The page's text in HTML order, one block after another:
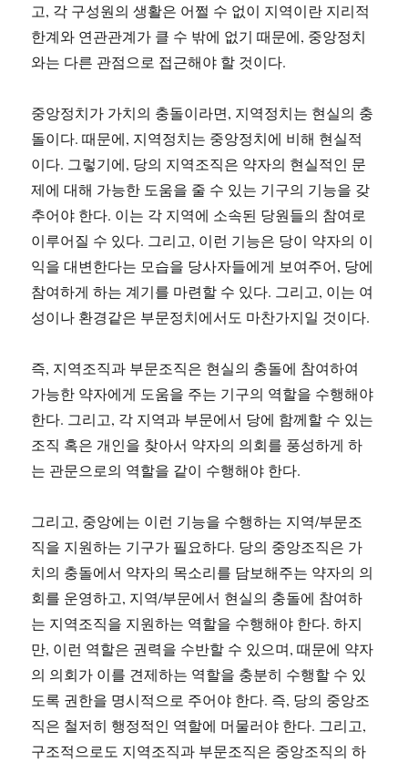
고, 각 구성원의 생활은 어쩔 수 없이 지역이란 지리적
한계와 연관관계가 클 수 밖에 없기 때문에, 중앙정치
와는 다른 관점으로 접근해야 할 것이다.
중앙정치가 가치의 충돌이라면, 지역정치는 현실의 충
돌이다. 때문에, 지역정치는 중앙정치에 비해 현실적
이다. 그렇기에, 당의 지역조직은 약자의 현실적인 문
제에 대해 가능한 도움을 줄 수 있는 기구의 기능을 갖
추어야 한다. 이는 각 지역에 소속된 당원들의 참여로
이루어질 수 있다. 그리고, 이런 기능은 당이 약자의 이
익을 대변한다는 모습을 당사자들에게 보여주어, 당에
참여하게 하는 계기를 마련할 수 있다. 그리고, 이는 여
성이나 환경같은 부문정치에서도 마찬가지일 것이다.
즉, 지역조직과 부문조직은 현실의 충돌에 참여하여
가능한 약자에게 도움을 주는 기구의 역할을 수행해야
한다. 그리고, 각 지역과 부문에서 당에 함께할 수 있는
조직 혹은 개인을 찾아서 약자의 의회를 풍성하게 하
는 관문으로의 역할을 같이 수행해야 한다.
그리고, 중앙에는 이런 기능을 수행하는 지역/부문조
직을 지원하는 기구가 필요하다. 당의 중앙조직은 가
치의 충돌에서 약자의 목소리를 담보해주는 약자의 의
회를 운영하고, 지역/부문에서 현실의 충돌에 참여하
는 지역조직을 지원하는 역할을 수행해야 한다. 하지
만, 이런 역할은 권력을 수반할 수 있으며, 때문에 약자
의 의회가 이를 견제하는 역할을 충분히 수행할 수 있
도록 권한을 명시적으로 주어야 한다. 즉, 당의 중앙조
직은 철저히 행정적인 역할에 머물러야 한다. 그리고,
구조적으로도 지역조직과 부문조직은 중앙조직의 하